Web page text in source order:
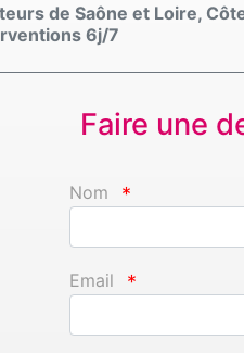
de Saône et Loire,
6j/7
Faire une
Nom *
Email *